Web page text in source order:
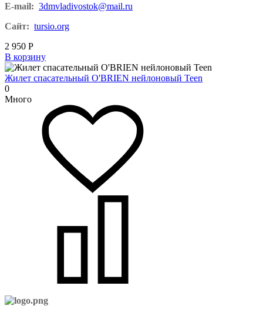
E-mail: 3dmvladivostok@mail.ru
Сайт: tursio.org
2 950 Р
В корзину
Жилет спасательный O'BRIEN нейлоновый Teen
0
Много